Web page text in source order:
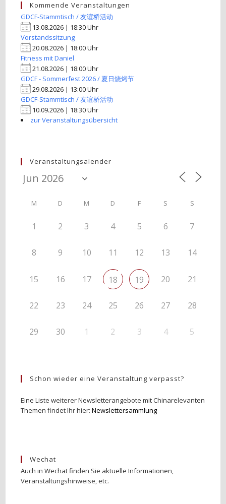
Kommende Veranstaltungen
GDCF-Stammtisch / 友谊桥活动
13.08.2026 | 18:30 Uhr
Vorstandssitzung
20.08.2026 | 18:00 Uhr
Fitness mit Daniel
21.08.2026 | 18:00 Uhr
GDCF - Sommerfest 2026 / 夏日烧烤节
29.08.2026 | 13:00 Uhr
GDCF-Stammtisch / 友谊桥活动
10.09.2026 | 18:30 Uhr
zur Veranstaltungsübersicht
Veranstaltungsalender
M D M D F S S
1 2 3 4 5 6 7
8 9 10 11 12 13 14
15 16 17 18 19 20 21
22 23 24 25 26 27 28
29 30 1 2 3 4 5
Schon wieder eine Veranstaltung verpasst?
Eine Liste weiterer Newsletterangebote mit Chinarelevanten
Themen findet Ihr hier:Newslettersammlung
Wechat
Auch in Wechat finden Sie aktuelle Informationen,
Veranstaltungshinweise, etc.